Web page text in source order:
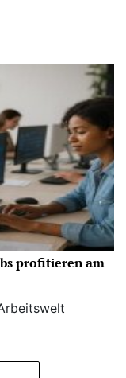
profitieren am